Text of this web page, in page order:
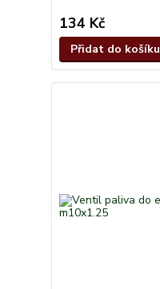
134 Kč
Přidat do košíku